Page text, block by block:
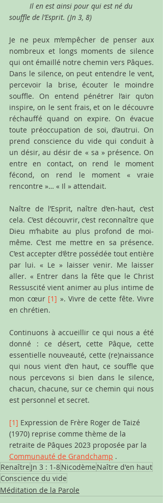
Il en est ainsi pour qui est né du
souffle de l’Esprit. (Jn 3, 8)
Je ne peux m’empêcher de penser aux
nombreux et longs moments de silence
qui ont émaillé notre chemin vers Pâques.
Dans le silence, on peut entendre le vent,
percevoir la brise, écouter le moindre
souffle. On entend pénétrer l’air qu’on
inspire, on le sent frais, et on le découvre
réchauffé quand on expire. On évacue
toute préoccupation de soi, d’autrui. On
prend conscience du vide qui conduit à
un désir, au désir de « sa » présence. On
entre en contact, on rend le moment
fécond, on rend le moment « vraie
rencontre »… « Il » attendait.
Naître de l’Esprit, naître d’en-haut, c’est
cela. C’est découvrir, c’est reconnaître que
Dieu m’habite au plus profond de moi-
même. C’est me mettre en sa présence.
C’est accepter d’être possédée tout entière
par lui. « Le » laisser venir. Me laisser
aller. « Entrer dans la fête que le Christ
Ressuscité vient animer au plus intime de
mon cœur [1] ». Vivre de cette fête. Vivre
en chrétien.
Continuons à accueillir ce qui nous a été
donné : ce désert, cette Pâque, cette
essentielle nouveauté, cette (re)naissance
qui nous vient d’en haut, ce souffle que
nous percevons si bien dans le silence,
chacun, chacune, sur ce chemin qui nous
est personnel et secret.
[1] Expression de Frère Roger de Taizé
(1970) reprise comme thème de la
retraite de Pâques 2023 proposée par la
Communauté de Grandchamp .
Renaître Jn 3 : 1-8Nicodème Naître d'en haut
Conscience du vide
Méditation de la Parole